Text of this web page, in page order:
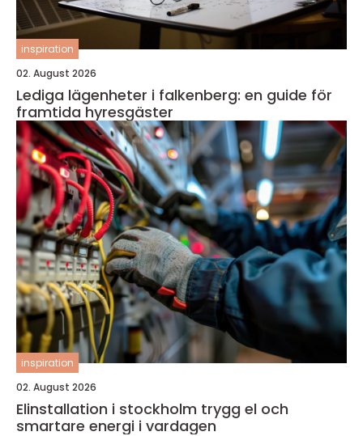
inspiration
02. August 2026
Lediga lägenheter i falkenberg: en guide för
framtida hyresgäster
inspiration
02. August 2026
Elinstallation i stockholm trygg el och
smartare energi i vardagen